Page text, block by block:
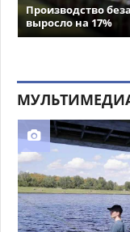
Производство
выросло на 17%